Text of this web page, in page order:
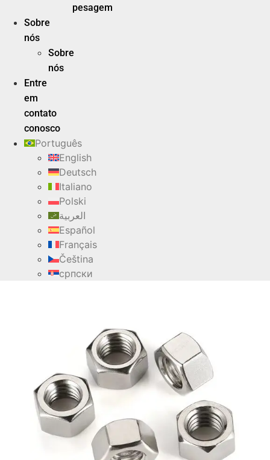
pesagem
Sobre
nós
Sobre
nós
Entre
em
contato
conosco
Português
English
Deutsch
Italiano
Polski
العربية
Español
Français
Čeština
српски